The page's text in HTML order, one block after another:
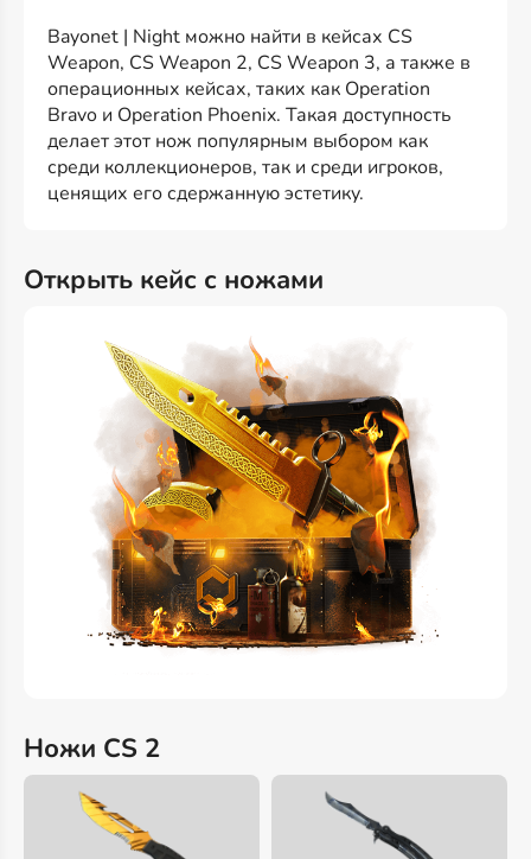
Bayonet | Night можно найти в кейсах CS
Weapon, CS Weapon 2, CS Weapon 3, а также в
операционных кейсах, таких как Operation
Bravo и Operation Phoenix. Такая доступность
делает этот нож популярным выбором как
среди коллекционеров, так и среди игроков,
ценящих его сдержанную эстетику.
Открыть кейс с ножами
Ножи CS 2